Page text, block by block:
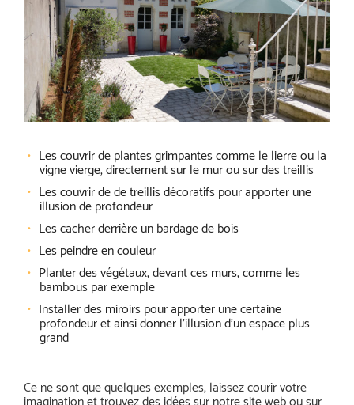
Les couvrir de plantes grimpantes comme le lierre ou la
vigne vierge, directement sur le mur ou sur des treillis
Les couvrir de de treillis décoratifs pour apporter une
illusion de profondeur
Les cacher derrière un bardage de bois
Les peindre en couleur
Planter des végétaux, devant ces murs, comme les
bambous par exemple
Installer des miroirs pour apporter une certaine
profondeur et ainsi donner l’illusion d’un espace plus
grand
Ce ne sont que quelques exemples, laissez courir votre